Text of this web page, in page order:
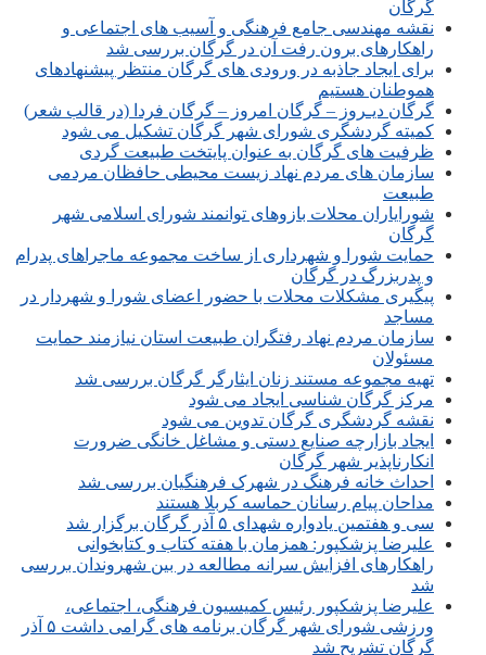
گرگان
نقشه مهندسی جامع فرهنگی و آسیب های اجتماعی و
راهکارهای برون رفت آن در گرگان بررسی شد
برای ایجاد جاذبه در ورودی های گرگان منتظر پیشنهادهای
هموطنان هستیم
گرگان دیـروز – گرگان امروز – گرگان فردا (در قالب شعر)
کمیته گردشگری شورای شهر گرگان تشکیل می شود
ظرفیت های گرگان به عنوان پایتخت طبیعت گردی
سازمان های مردم نهاد زیست محیطی حافظان مردمی
طبیعت
شورایاران محلات بازوهای توانمند شورای اسلامی شهر
گرگان
حمایت شورا و شهرداری از ساخت مجموعه ماجراهای پدرام
و پدربزرگ در گرگان
پیگیری مشکلات محلات با حضور اعضای شورا و شهردار در
مساجد
سازمان مردم نهاد رفتگران طبیعت استان نیازمند حمایت
مسئولان
تهیه مجموعه مستند زنان ایثارگر گرگان بررسی شد
مرکز گرگان شناسی ایجاد می شود
نقشه گردشگری گرگان تدوین می شود
ایجاد بازارچه صنایع دستی و مشاغل خانگی ضرورت
انکارناپذیر شهر گرگان
احداث خانه فرهنگ در شهرک فرهنگیان بررسی شد
مداحان پیام رسانان حماسه کربلا هستند
سی و هفتمین یادواره شهدای ۵ آذر گرگان برگزار شد
علیرضا پزشکپور: همزمان با هفته کتاب و کتابخوانی
راهکارهای افزایش سرانه مطالعه در بین شهروندان بررسی
شد
علیرضا پزشکپور رئیس کمیسیون فرهنگی، اجتماعی،
ورزشی شورای شهر گرگان برنامه های گرامی داشت ۵ آذر
گرگان تشریح شد